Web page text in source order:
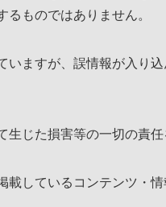
ものではありません。
いますが、誤情報が入り
じた損害等の一切の責
載しているコンテンツ・